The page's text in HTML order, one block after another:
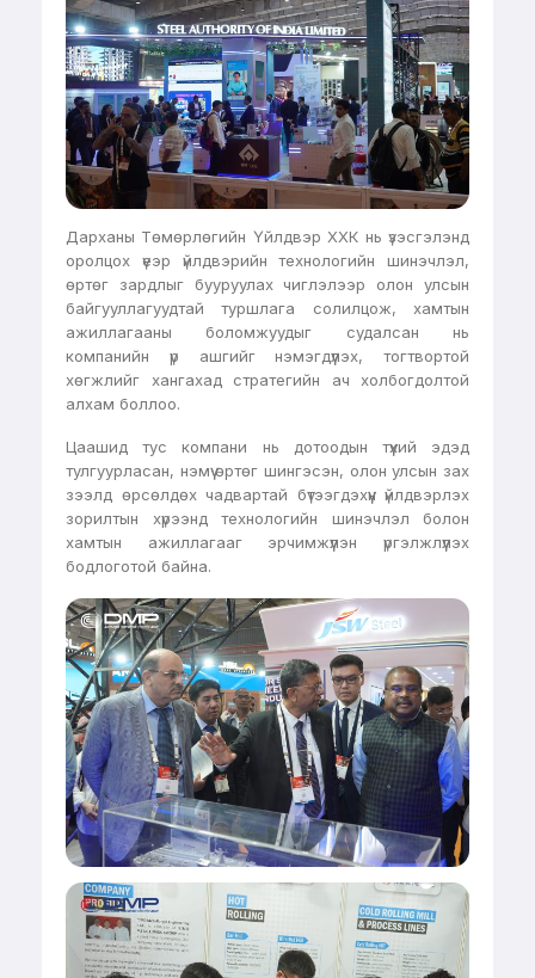
Дарханы Төмөрлөгийн Үйлдвэр ХХК нь үзэсгэлэнд
оролцох үеэр үйлдвэрийн технологийн шинэчлэл,
өртөг зардлыг бууруулах чиглэлээр олон улсын
байгууллагуудтай туршлага солилцож, хамтын
ажиллагааны боломжуудыг судалсан нь
компанийн үр ашгийг нэмэгдүүлэх, тогтвортой
хөгжлийг хангахад стратегийн ач холбогдолтой
алхам боллоо.
Цаашид тус компани нь дотоодын түүхий эдэд
тулгуурласан, нэмүү өртөг шингэсэн, олон улсын зах
зээлд өрсөлдөх чадвартай бүтээгдэхүүн үйлдвэрлэх
зорилтын хүрээнд технологийн шинэчлэл болон
хамтын ажиллагааг эрчимжүүлэн үргэлжлүүлэх
бодлоготой байна.